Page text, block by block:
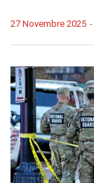
-
27 Novembre 2025